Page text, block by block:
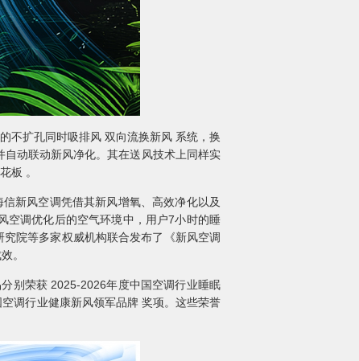
不扩孔同时吸排风 双向流换新风 系统，换
动联动新风净化。其在送风技术上同样实
板 。
新风空调凭借其新风增氧、高效净化以及
空调优化后的空气环境中，用户7小时的睡
院等多家权威机构联合发布了《新风空调
。
别荣获 2025-2026年度中国空调行业睡眠
调行业健康新风领军品牌 奖项。这些荣誉